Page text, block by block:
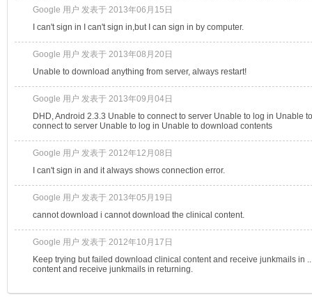
Google 用户 发表于 2013年06月15日
I can't sign in I can't sign in,but I can sign in by computer.
Google 用户 发表于 2013年08月20日
Unable to download anything from server, always restart!
Google 用户 发表于 2013年09月04日
DHD, Android 2.3.3 Unable to connect to server Unable to log in Unable
connect to server Unable to log in Unable to download contents
Google 用户 发表于 2012年12月08日
I can't sign in and it always shows connection error.
Google 用户 发表于 2013年05月19日
cannot download i cannot download the clinical content.
Google 用户 发表于 2012年10月17日
Keep trying but failed download clinical content and receive junkmails in
content and receive junkmails in returning.